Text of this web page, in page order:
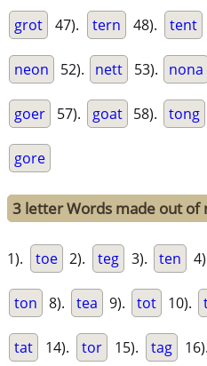
grot 47). tern 48). tent
neon 52). nett 53). nona
goer 57). goat 58). tong
gore
3 letter Words made out of
1). toe 2). teg 3). ten
ton 8). tea 9). tot 10).
tat 14). tor 15). tag 16).